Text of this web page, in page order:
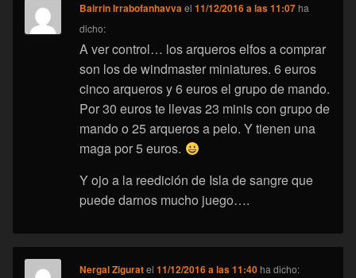
Bairrin Irrabofanhavvael11/12/2016 a las 11:07 ha
dicho:
A ver control… los arqueros elfos a comprar
son los de windmaster miniatures. 6 euros
cinco arqueros y 6 euros el grupo de mando.
Por 30 euros te llevas 23 minis con grupo de
mando o 25 arqueros a pelo. Y tienen una
maga por 5 euros.
Y ojo a la reedición de Isla de sangre que
puede darnos mucho juego….
Nergal Ziguratel11/12/2016 a las 11:40 ha dicho: